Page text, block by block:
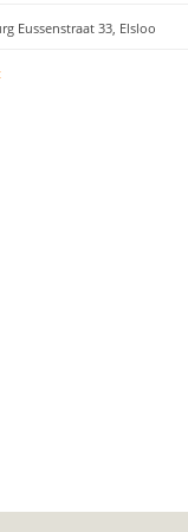
Eussenstraat 33, Elsloo